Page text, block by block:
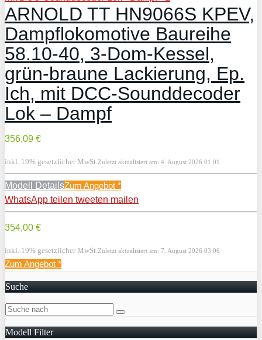
ARNOLD TT HN9066S KPEV,
Dampflokomotive Baureihe
58.10-40, 3-Dom-Kessel,
grün-braune Lackierung, Ep.
Ich, mit DCC-Sounddecoder
Lok – Dampf
356,09 €
inkl. 19% gesetzlicher MwSt. Zuletzt aktualisiert am: 4. August 2026 01:01
Modell DetailsZum Angebot *
WhatsApp teilen tweeten mailen
354,00 €
inkl. 19% gesetzlicher MwSt. Zuletzt aktualisiert am: 7. August 2026 03:06
Zum Angebot *
Suche
Modell Filter